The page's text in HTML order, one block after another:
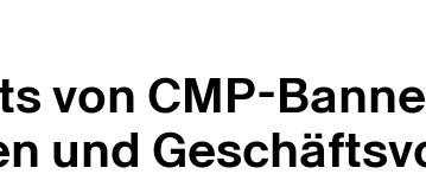
von CMP-
und